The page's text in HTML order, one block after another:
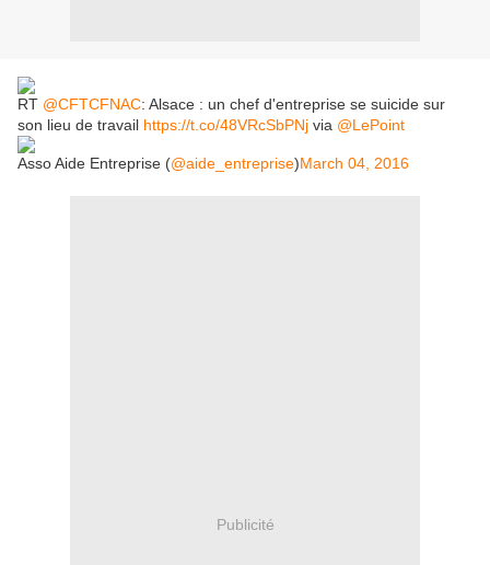
RT @CFTCFNAC: Alsace : un chef d'entreprise se suicide sur
son lieu de travail https://t.co/48VRcSbPNj via @LePoint
Asso Aide Entreprise (@aide_entreprise)March 04, 2016
Publicité